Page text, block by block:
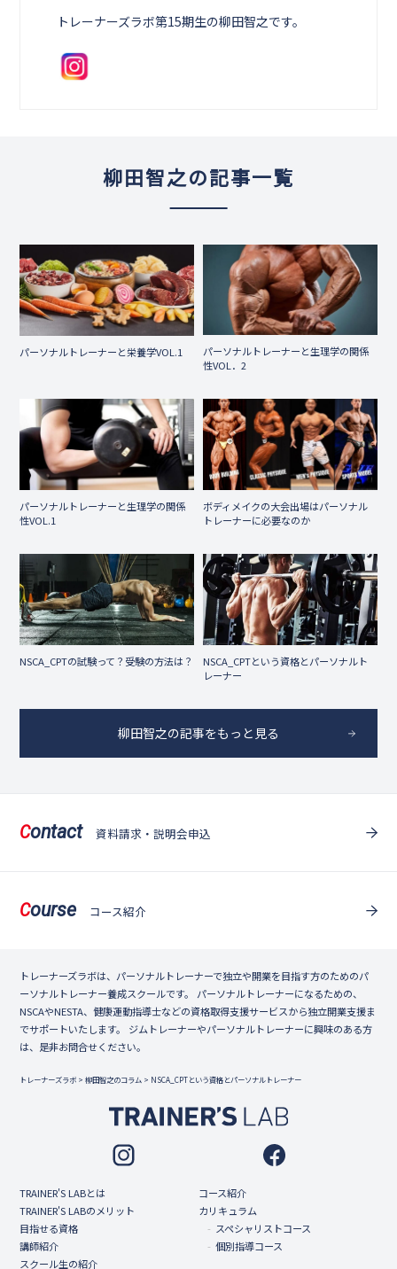
トレーナーズラボ第15期生の柳田智之です。
柳田智之の記事一覧
パーソナルトレーナーと栄養学VOL.1
パーソナルトレーナーと生理学の関係
性VOL．2
パーソナルトレーナーと生理学の関係
性VOL.1
ボディメイクの大会出場はパーソナル
トレーナーに必要なのか
NSCA_CPTの試験って？受験の方法は？
NSCA_CPTという資格とパーソナルト
レーナー
柳田智之の記事をもっと見る
Contact 資料請求・説明会申込
Course コース紹介
トレーナーズラボは、パーソナルトレーナーで独立や開業を目指す方のためのパ
ーソナルトレーナー養成スクールです。 パーソナルトレーナーになるための、
NSCAやNESTA、健康運動指導士などの資格取得支援サービスから独立開業支援ま
でサポートいたします。 ジムトレーナーやパーソナルトレーナーに興味のある方
は、是非お問合せください。
トレーナーズラボ >柳田智之のコラム > NSCA_CPTという資格とパーソナルトレーナー
TRAINER'S LABとは
TRAINER'S LABのメリット
目指せる資格
講師紹介
スクール生の紹介
コース紹介
カリキュラム
スペシャリストコース
個別指導コース